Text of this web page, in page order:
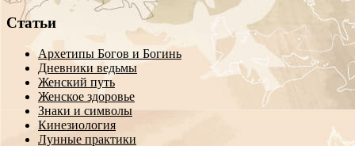
Статьи
Архетипы Богов и Богинь
Дневники ведьмы
Женский путь
Женское здоровье
Знаки и символы
Кинезиология
Лунные практики